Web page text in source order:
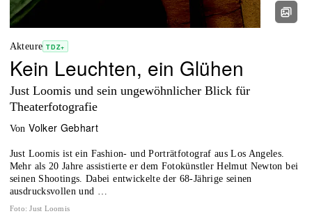
Akteure TDZ+
Kein Leuchten, ein Glühen
Just Loomis und sein ungewöhnlicher Blick für
Theaterfotografie
von Volker Gebhart
Just Loomis ist ein Fashion- und Porträtfotograf aus Los Angeles.
Mehr als 20 Jahre assistierte er dem Fotokünstler Helmut Newton bei
seinen Shootings. Dabei entwickelte der 68-Jährige seinen
ausdrucksvollen und …
Foto: Just Loomis